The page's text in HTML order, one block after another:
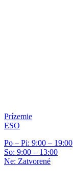
Prízemie
ESO
Po – Pi: 9:00 – 19:00
So: 9:00 – 13:00
Ne: Zatvorené